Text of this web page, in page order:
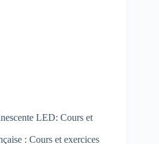
LED: Cours et
: Cours et exercices